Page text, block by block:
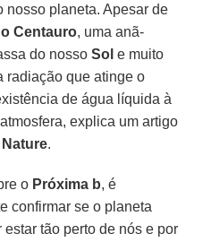
nosso planeta. Apesar de
Centauro, uma anã-
do nossoSol e muito
radiação que atinge o
de água líquida à
explica um artigo
Nature.
o Próxima b, é
confirmar se o planeta
tão perto de nós e por